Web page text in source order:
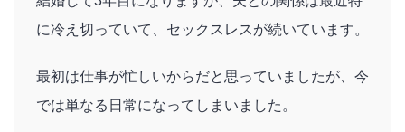
に冷え切っていて、セックスレスが続いています。
最初は仕事が忙しいからだと思っていましたが、今
では単なる日常になってしまいました。